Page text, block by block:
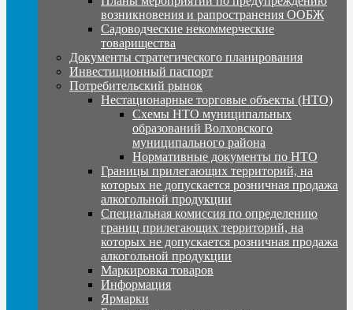
возникновения и рапространения ООБЖ
Садоводческие некоммерческие
товарищества
Документы стратегического планирования
Инвестиционный паспорт
Потребительский рынок
Нестационарные торговые объекты (НТО)
Схемы НТО муниципальных
образований Волховского
муниципального района
Нормативные документы по НТО
Границы прилегающих территорий, на
которых не допускается розничная продажа
алкогольной продукции
Специальная комиссия по определению
границ прилегающих территорий, на
которых не допускается розничная продажа
алкогольной продукции
Маркировка товаров
Информация
Ярмарки